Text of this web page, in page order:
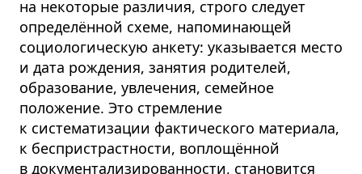
на некоторые различия, строго следует
определённой схеме, напоминающей
социологическую анкету: указывается место
и дата рождения, занятия родителей,
образование, увлечения, семейное
положение. Это стремление
к систематизации фактического материала,
к беспристрастности, воплощённой
в документализированности, становится